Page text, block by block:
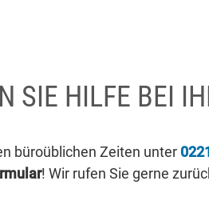
SIE HILFE BEI
büroüblichen Zeiten unter
! Wir rufen Sie gerne